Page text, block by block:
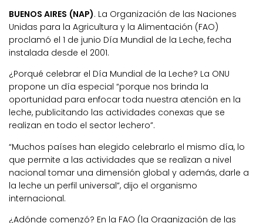
BUENOS AIRES (NAP). La Organización de las Naciones
Unidas para la Agricultura y la Alimentación (FAO)
proclamó el 1 de junio Día Mundial de la Leche, fecha
instalada desde el 2001.
¿Porqué celebrar el Día Mundial de la Leche? La ONU
propone un día especial “porque nos brinda la
oportunidad para enfocar toda nuestra atención en la
leche, publicitando las actividades conexas que se
realizan en todo el sector lechero”.
“Muchos países han elegido celebrarlo el mismo día, lo
que permite a las actividades que se realizan a nivel
nacional tomar una dimensión global y además, darle a
la leche un perfil universal”, dijo el organismo
internacional.
¿Adónde comenzó? En la FAO (la Organización de las